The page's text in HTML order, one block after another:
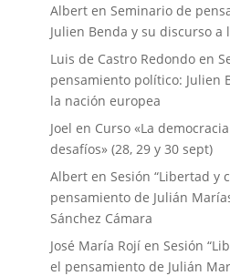
Alberten Seminario de
Julien Benda y su discurso a
Luis de Castro Redondoen
pensamiento político: Julien
la nación europea
Joel en Curso «La
desafíos» (28, 29 y 30 sept)
Alberten Sesión “Libertad y
pensamiento de Julián
Sánchez Cámara
José María Rojíen Sesión
el pensamiento de Julián